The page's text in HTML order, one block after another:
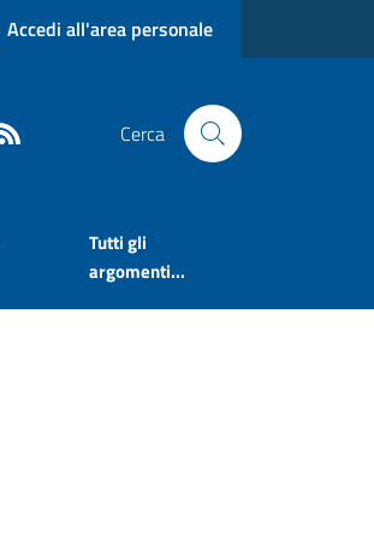
Accedi all'area personale
Cerca
Tutti gli
argomenti...